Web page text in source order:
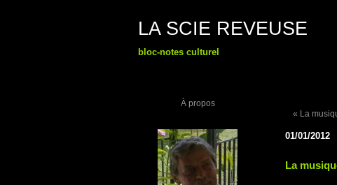
LA SCIE REVEUSE
bloc-notes culturel
À propos
« La
01/01/2012
La